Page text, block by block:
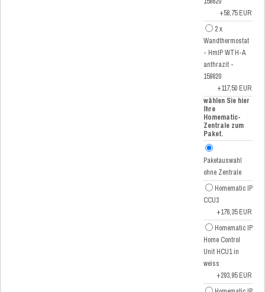
+58,75 EUR
2 x
Wandthermostat
- HmIP WTH-A
anthrazit -
159820
+117,50 EUR
wählen Sie hier
Ihre
Homematic-
Zentrale zum
Paket.
Paketauswahl
ohne Zentrale
Homematic IP
CCU3
+176,35 EUR
Homematic IP
Home Control
Unit HCU1 in
weiss
+293,95 EUR